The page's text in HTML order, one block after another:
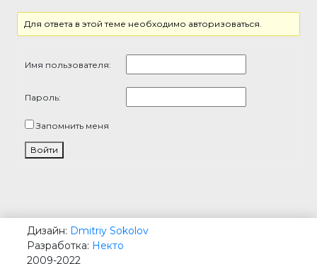
Для ответа в этой теме необходимо авторизоваться.
Имя пользователя:
Пароль:
Запомнить меня
Войти
Дизайн: Dmitriy Sokolov
Разработка: Некто
2009-2022